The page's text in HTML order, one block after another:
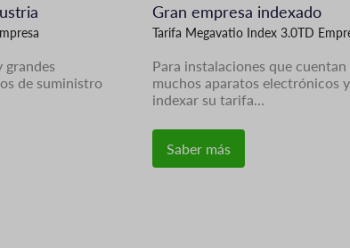
grandes
de suministro
Gran empresa indexado
Tarifa Megavatio Index 3.0TD
Para instalaciones que
muchos aparatos electrónicos
indexar su tarifa…
Saber más